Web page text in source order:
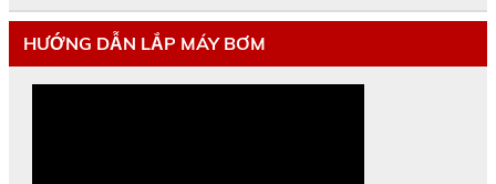
HƯỚNG DẪN LẮP MÁY BƠM